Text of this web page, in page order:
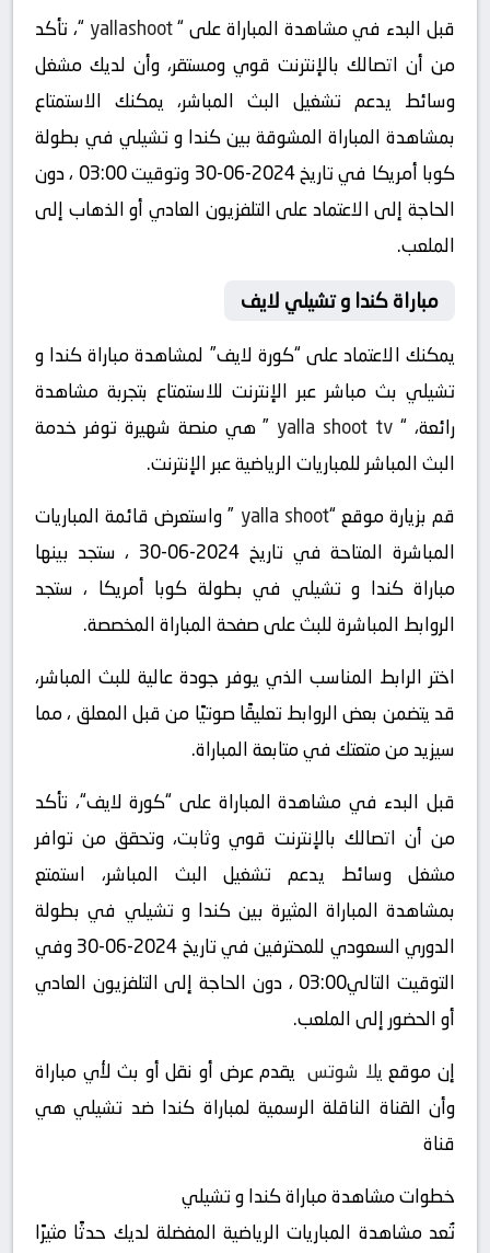
قبل البدء في مشاهدة المباراة على “yallashoot
“، تأكد
من أن اتصالك بالإنترنت قوي ومستقر، وأن لديك مشغل
وسائط يدعم تشغيل البث المباشر، يمكنك الاستمتاع
بمشاهدة المباراة المشوقة بين كندا و تشيلي في بطولة
كوبا أمريكا في تاريخ 2024-06-30 وتوقيت 03:00 ، دون
الحاجة إلى الاعتماد على التلفزيون العادي أو الذهاب إلى
الملعب.
مباراة كندا و تشيلي لايف
يمكنك الاعتماد على “كورة لايف” لمشاهدة مباراة كندا و
تشيلي بث مباشر عبر الإنترنت للاستمتاع بتجربة مشاهدة
رائعة، “ yalla shoot tv ” هي منصة شهيرة توفر خدمة
البث المباشر للمباريات الرياضية عبر الإنترنت.
قم بزيارة موقع “yalla shoot ” واستعرض قائمة المباريات
المباشرة المتاحة في تاريخ 2024-06-30 ، ستجد بينها
مباراة كندا و تشيلي في بطولة كوبا أمريكا ، ستجد
الروابط المباشرة للبث على صفحة المباراة المخصصة.
اختر الرابط المناسب الذي يوفر جودة عالية للبث المباشر،
قد يتضمن بعض الروابط تعليقًا صوتيًا من قبل المعلق ، مما
سيزيد من متعتك في متابعة المباراة.
قبل البدء في مشاهدة المباراة على “كورة لايف“، تأكد
من أن اتصالك بالإنترنت قوي وثابت، وتحقق من توافر
مشغل وسائط يدعم تشغيل البث المباشر، استمتع
بمشاهدة المباراة المثيرة بين كندا و تشيلي في بطولة
الدوري السعودي للمحترفين في تاريخ 2024-06-30 وفي
التوقيت التالي03:00 ، دون الحاجة إلى التلفزيون العادي
أو الحضور إلى الملعب.
إن موقع يلا شوتسيقدم عرض أو نقل أو بث لأي مباراة
وأن القناة الناقلة الرسمية لمباراة كندا ضد تشيلي هي
قناة
خطوات مشاهدة مباراة كندا و تشيلي
تُعد مشاهدة المباريات الرياضية المفضلة لديك حدثًا مثيرًا